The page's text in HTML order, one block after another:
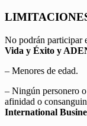
No podrán participar
Vida y Éxito y
– Menores de edad.
– Ningún personero
afinidad o
International